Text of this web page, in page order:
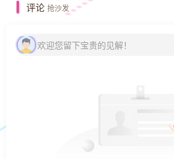
评论 抢沙发
欢迎您留下宝贵的见解！